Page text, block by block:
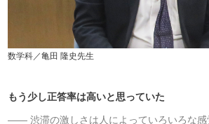
数学科／亀田 隆史先生
もう少し正答率は高いと思っていた
渋滞の激しさは人によっていろいろな